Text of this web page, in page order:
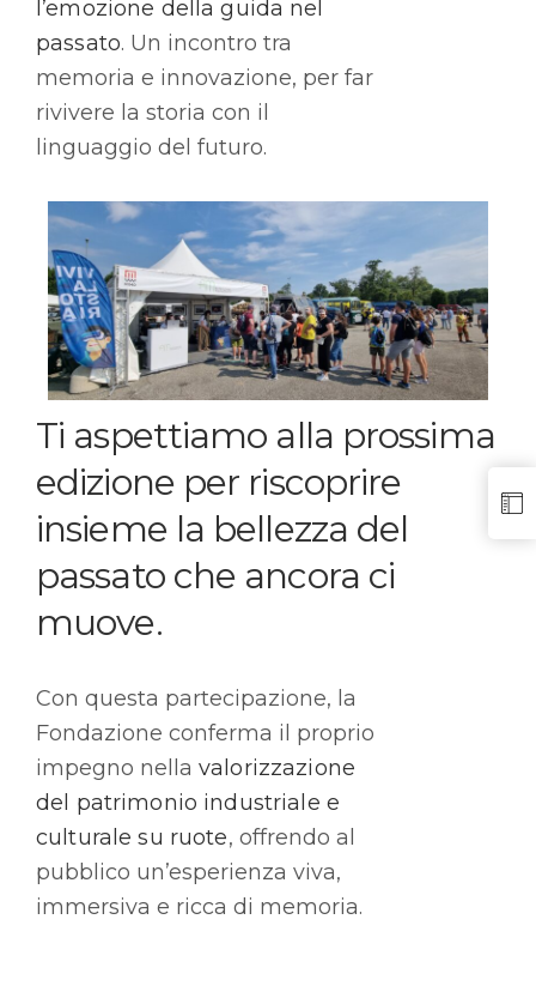
l’emozione della guida nel
passato. Un incontro tra
memoria e innovazione, per far
rivivere la storia con il
linguaggio del futuro.
Ti aspettiamo alla prossima
edizione per riscoprire
insieme la bellezza del
passato che ancora ci
muove.
Con questa partecipazione, la
Fondazione conferma il proprio
impegno nella valorizzazione
del patrimonio industriale e
culturale su ruote, offrendo al
pubblico un’esperienza viva,
immersiva e ricca di memoria.